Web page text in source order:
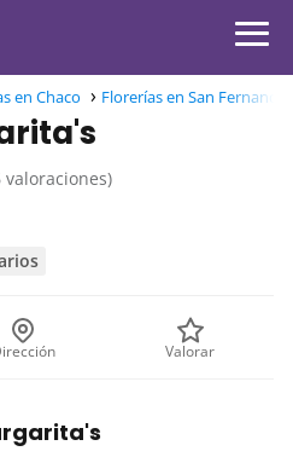
en Chaco Florerías en San
valoraciones)
Valorar